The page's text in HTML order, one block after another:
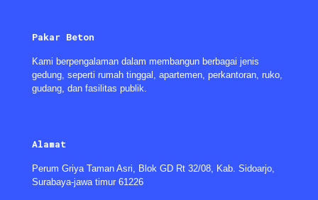
Pakar Beton
Kami berpengalaman dalam membangun berbagai jenis
gedung, seperti rumah tinggal, apartemen, perkantoran, ruko,
gudang, dan fasilitas publik.
Alamat
Perum Griya Taman Asri, Blok GD Rt 32/08, Kab. Sidoarjo,
Surabaya-jawa timur 61226